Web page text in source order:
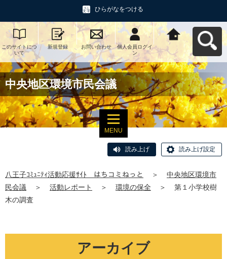
ひらがなをつける
このサイトにつ
いて
新規登録 お問い合わせ
個人会員ログイ
ン
八王子ｺﾐｭﾆﾃｨ活
動応援ｻｲﾄ はち
コミねっとへ戻
る
中央地区環境市民会議
MENU
読み上げ 読み上げ設定
八王子ｺﾐｭﾆﾃｨ活動応援ｻｲﾄ はちコミねっと ＞
中央地区環境市
民会議
＞ 活動レポート ＞ 環境の保全 ＞
第１小学校樹
木の調査
アーカイブ